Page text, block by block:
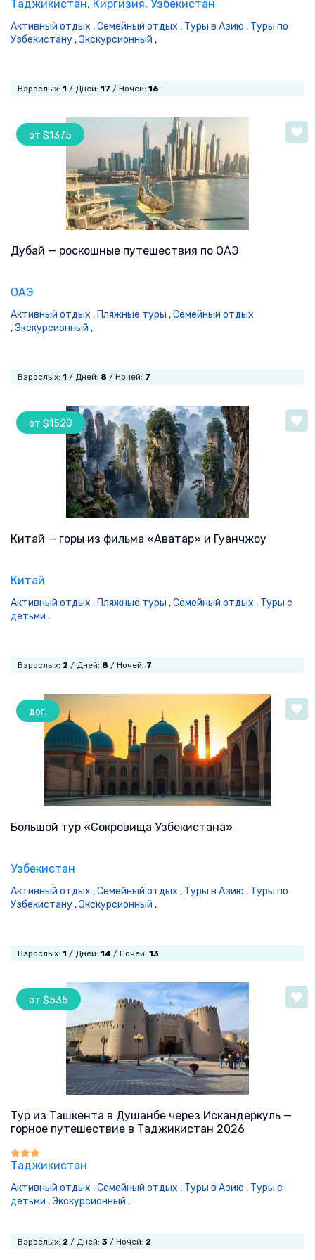
Таджикистан, Киргизия, Узбекистан
Активный отдых ,Семейный отдых , Туры в Азию , Туры по
Узбекистану ,Экскурсионный ,
Взрослых: 1 / Дней: 17 / Ночей: 16
от $1375
Дубай — роскошные путешествия по ОАЭ
ОАЭ
Активный отдых , Пляжные туры ,Семейный отдых
,Экскурсионный ,
Взрослых: 1 / Дней: 8 / Ночей: 7
от $1520
Китай — горы из фильма «Аватар» и Гуанчжоу
Китай
Активный отдых , Пляжные туры ,Семейный отдых , Туры с
детьми ,
Взрослых: 2 / Дней: 8 / Ночей: 7
дог.
Большой тур «Сокровища Узбекистана»
Узбекистан
Активный отдых ,Семейный отдых , Туры в Азию , Туры по
Узбекистану ,Экскурсионный ,
Взрослых: 1 / Дней: 14 / Ночей: 13
от $535
Тур из Ташкента в Душанбе через Искандеркуль —
горное путешествие в Таджикистан 2026
Таджикистан
Активный отдых ,Семейный отдых , Туры в Азию , Туры с
детьми ,Экскурсионный ,
Взрослых: 2 / Дней: 3 / Ночей: 2